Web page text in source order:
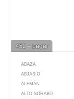
452 – pagar
ABAZA
ABJASIO
ALEMÁN
ALTO SORABO